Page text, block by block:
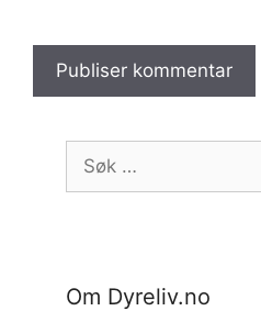
Søk
etter:
Om Dyreliv.no